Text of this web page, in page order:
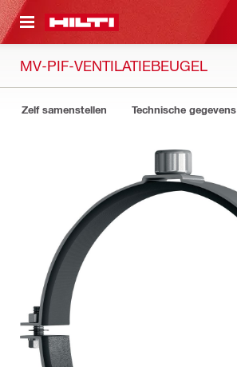
HOOFDINHOUD
MV-PIF-VENTILATIEBEUGEL
Zelf samenstellen Technische gegevens